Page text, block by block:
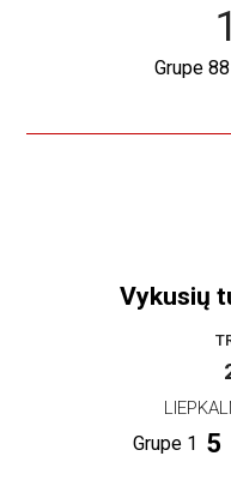
Grupe 88
Vykusių
Grupe 1 5